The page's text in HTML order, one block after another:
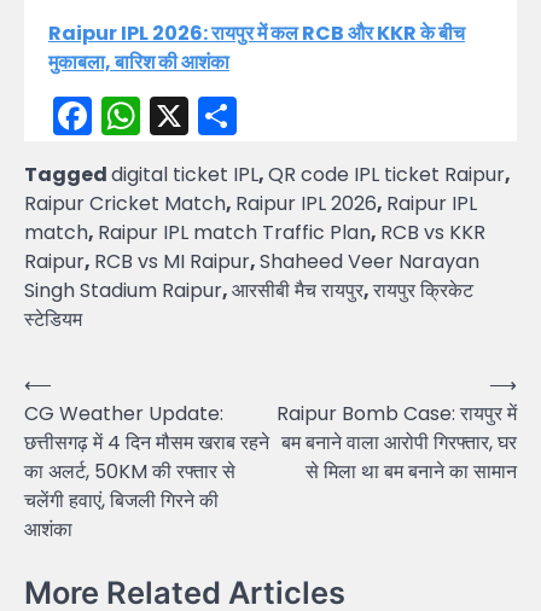
Raipur IPL 2026: रायपुर में कल RCB और KKR के बीच
मुकाबला, बारिश की आशंका
Facebook
WhatsApp
X
Taggeddigital ticket IPL,QR code IPL ticket Raipur,
Raipur Cricket Match, Raipur IPL 2026, Raipur IPL
match, Raipur IPL match Traffic Plan, RCB vs KKR
Raipur, RCB vs MI Raipur,Shaheed Veer Narayan
Singh Stadium Raipur,आरसीबी मैच रायपुर,रायपुर क्रिकेट
स्टेडियम
Post
navigation
⟵
CG Weather Update:
छत्तीसगढ़ में 4 दिन मौसम खराब रहने
का अलर्ट, 50KM की रफ्तार से
चलेंगी हवाएं, बिजली गिरने की
आशंका
Raipur Bomb Case: रायपुर में
बम बनाने वाला आरोपी गिरफ्तार, घर
से मिला था बम बनाने का सामान
⟶
More Related Articles